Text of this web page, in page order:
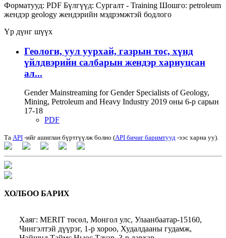
Форматууд: PDF Бүлгүүд: Сургалт - Training Шошго: petroleum
жендэр geology жендэрийн мэдрэмжтэй бодлого
Үр дүнг шүүх
Геологи, уул уурхай, газрын тос, хүнд
үйлдвэрийн салбарын жендэр хариуцсан
ал...
Gender Mainstreaming for Gender Specialists of Geology,
Mining, Petroleum and Heavy Industry 2019 оны 6-р сарын
17-18
PDF
Та API -ийг ашиглан бүртгүүлж болно (API бичиг баримтууд -ээс харна уу).
ХОЛБОО БАРИХ
Хаяг: MERIT төсөл, Монгол улс, Улаанбаатар-15160,
Чингэлтэй дүүрэг, 1-р хороо, Худалдааны гудамж,